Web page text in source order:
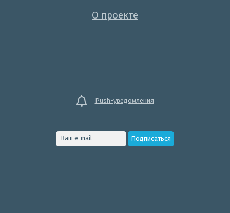
О проекте
Push-уведомления